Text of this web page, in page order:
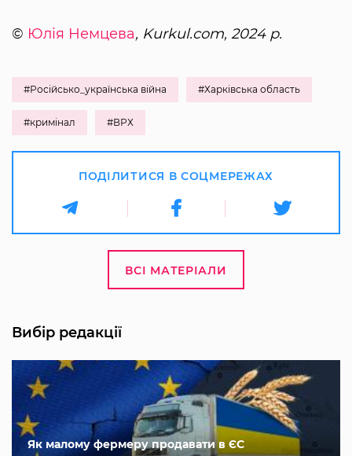
© Юлія Немцева, Kurkul.com, 2024 р.
#Російсько_українська війна #Харківська область
#кримінал #ВРХ
ПОДІЛИТИСЯ В СОЦМЕРЕЖАХ
ВСІ МАТЕРІАЛИ
Вибір редакції
Як малому фермеру продавати в ЄС